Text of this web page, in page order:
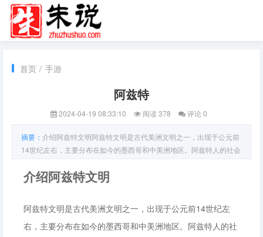
首页 / 手游
阿兹特
2024-04-19 08:33:10 阅读 378 评论 0
摘要： 介绍阿兹特文明阿兹特文明是古代美洲文明之一，出现于公元前
14世纪左右，主要分布在如今的墨西哥和中美洲地区。阿兹特人的社会
组织非常复杂，他们建立了许多城市，包括著名的特诺奇蒂特兰。阿兹
特文明的物质文化和农业生产技术非常发达，他们能够在高原上生产出
介绍阿兹特文明
阿兹特文明是古代美洲文明之一，出现于公元前14世纪左
右，主要分布在如今的墨西哥和中美洲地区。阿兹特人的社